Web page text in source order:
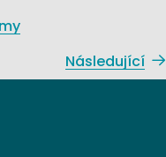
Následující